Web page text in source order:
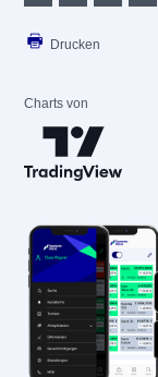
Drucken
Charts von